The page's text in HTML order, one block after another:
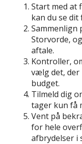
Start med at
kan du se
Sammenlign
Storvorde,
aftale.
Kontroller,
vælg det,
budget.
Tilmeld dig
tager kun få
Vent på
for hele
afbrydelser i